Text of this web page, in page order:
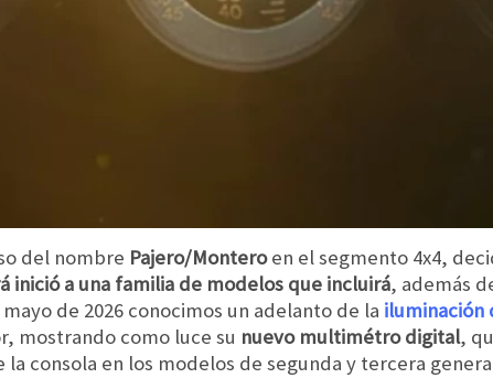
del nombre Pajero/Monteroen el segmento 4x4,
inició a una familia de modelos que incluirá, además
mayo de 2026 conocimos un adelanto de la iluminación
mostrando como luce su nuevo multimétro digital,
consola en los modelos de segunda y tercera